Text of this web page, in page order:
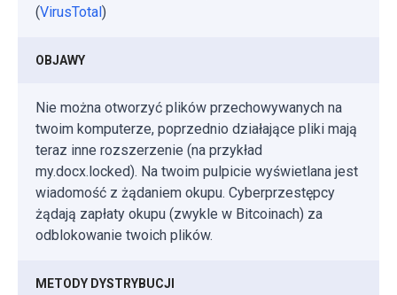
(VirusTotal)
OBJAWY
Nie można otworzyć plików przechowywanych na
twoim komputerze, poprzednio działające pliki mają
teraz inne rozszerzenie (na przykład
my.docx.locked). Na twoim pulpicie wyświetlana jest
wiadomość z żądaniem okupu. Cyberprzestępcy
żądają zapłaty okupu (zwykle w Bitcoinach) za
odblokowanie twoich plików.
METODY DYSTRYBUCJI